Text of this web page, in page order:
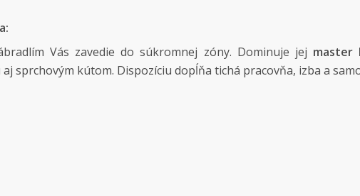
Vás zavedie do súkromnej zóny. Dominuje jej master
sprchovým kútom. Dispozíciu dopĺňa tichá pracovňa, izba a